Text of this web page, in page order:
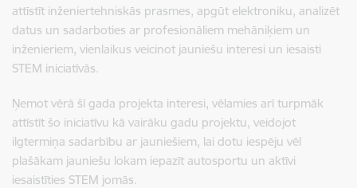
attīstīt inženiertehniskās prasmes, apgūt elektroniku, analizēt
datus un sadarboties ar profesionāliem mehāniķiem un
inženieriem, vienlaikus veicinot jauniešu interesi un iesaisti
STEM iniciatīvās.
Ņemot vērā šī gada projekta interesi, vēlamies arī turpmāk
attīstīt šo iniciatīvu kā vairāku gadu projektu, veidojot
ilgtermiņa sadarbību ar jauniešiem, lai dotu iespēju vēl
plašākam jauniešu lokam iepazīt autosportu un aktīvi
iesaistīties STEM jomās.